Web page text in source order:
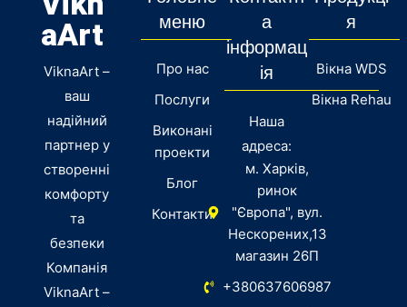
aArt
ViknaArt –
ваш
надійний
партнер у
створенні
комфорту
та
безпеки
Компанія
ViknaArt –
меню
Про нас
Послуги
Виконані
проекти
Блог
Контакти
а
інформац
ія
Наша
адреса:
м. Харків,
ринок
"Європа", вул.
Нескорених,13
магазин 26П
+380637606987
я
Вікна WDS
Вікна Rehau